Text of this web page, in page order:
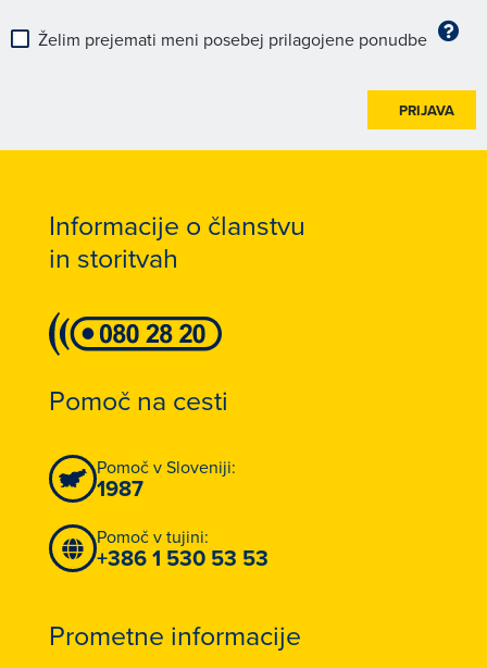
Želim prejemati meni posebej prilagojene ponudbe
PRIJAVA
Informacije o članstvu
in storitvah
Pomoč na cesti
Pomoč v Sloveniji:
1987
Pomoč v tujini:
+386 1 530 53 53
Prometne informacije